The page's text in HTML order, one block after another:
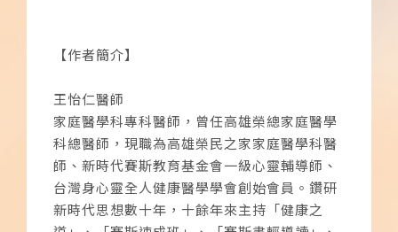
【作者簡介】
王怡仁醫師
家庭醫學科專科醫師，曾任高雄榮總家庭醫學
科總醫師，現職為高雄榮民之家家庭醫學科醫
師、新時代賽斯教育基金會一級心靈輔導師、
台灣身心靈全人健康醫學學會創始會員。鑽研
新時代思想數十年，十餘年來主持「健康之